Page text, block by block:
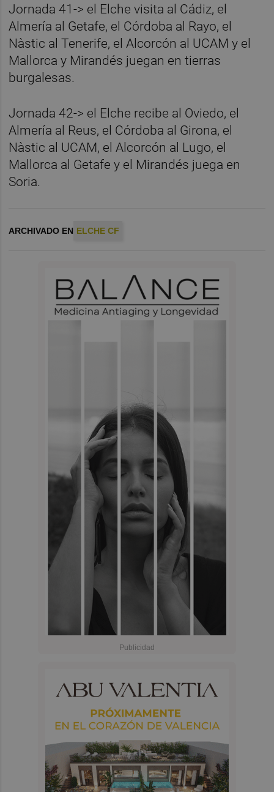
Jornada 41-> el Elche visita al Cádiz, el
Almería al Getafe, el Córdoba al Rayo, el
Nàstic al Tenerife, el Alcorcón al UCAM y el
Mallorca y Mirandés juegan en tierras
burgalesas.
Jornada 42-> el Elche recibe al Oviedo, el
Almería al Reus, el Córdoba al Girona, el
Nàstic al UCAM, el Alcorcón al Lugo, el
Mallorca al Getafe y el Mirandés juega en
Soria.
ARCHIVADO EN ELCHE CF